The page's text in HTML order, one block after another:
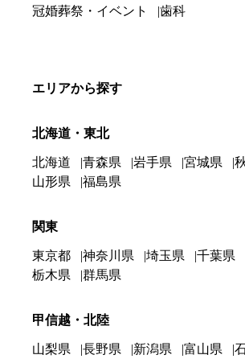
冠婚葬祭・イベント
歯科
エリアから探す
北海道・東北
北海道 青森県 岩手県 宮城県
山形県
福島県
関東
東京都 神奈川県 埼玉県 千葉県
栃木県
群馬県
甲信越・北陸
山梨県 長野県 新潟県 富山県